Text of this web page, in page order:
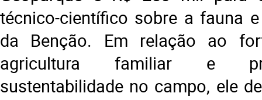
técnico-científico sobre a fauna
da Benção. Em relação ao
agricultura familiar e
sustentabilidade no campo, ele